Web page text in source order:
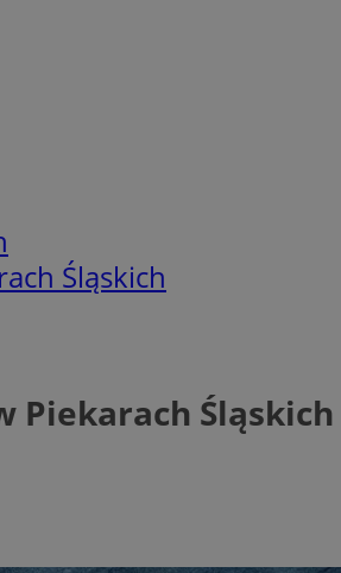
Śląskich
Piekarach Śląskich